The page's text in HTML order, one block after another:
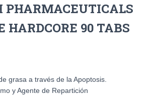
PHARMACEUTICALS
HARDCORE 90 TABS
grasa a través de la Apoptosis.
y Agente de Repartición